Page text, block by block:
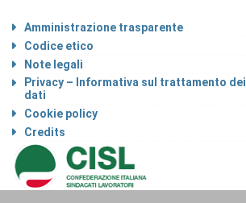
Amministrazione trasparente
Codice etico
Note legali
Privacy – Informativa sul trattamento dei
dati
Cookie policy
Credits